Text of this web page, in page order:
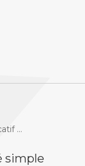
...
simple